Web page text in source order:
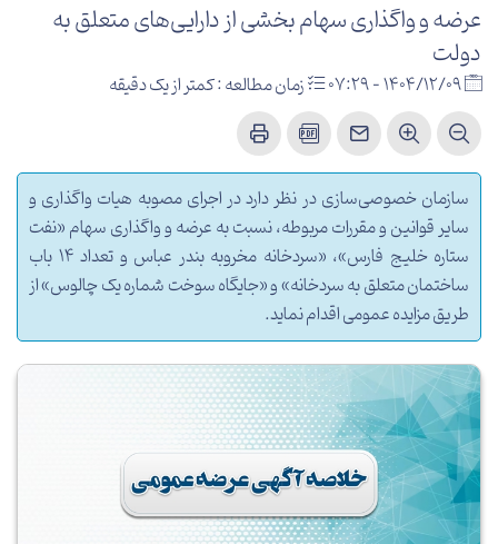
عرضه و واگذاری سهام بخشی از دارایی‌های متعلق به
دولت
1404/12/09 - 07:29 زمان مطالعه : کمتر از یک دقیقه
سازمان خصوصی‌سازی در نظر دارد در اجرای مصوبه هیات واگذاری و
سایر قوانین و مقررات مربوطه، نسبت به عرضه و واگذاری سهام «نفت
ستاره خلیج فارس»، «سردخانه مخروبه بندر عباس و تعداد 14 باب
ساختمان متعلق به سردخانه» و «جایگاه سوخت شماره یک چالوس» از
طریق مزایده عمومی اقدام نماید.